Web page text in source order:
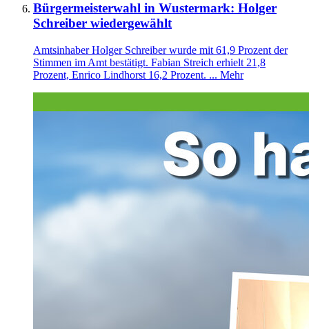
Bürgermeisterwahl in Wustermark: Holger
Schreiber wiedergewählt
Amtsinhaber Holger Schreiber wurde mit 61,9 Prozent der
Stimmen im Amt bestätigt. Fabian Streich erhielt 21,8
Prozent, Enrico Lindhorst 16,2 Prozent. ... Mehr